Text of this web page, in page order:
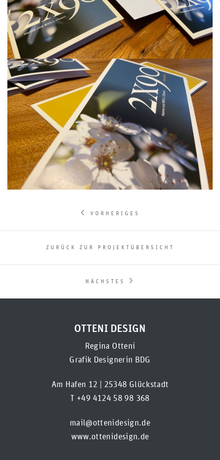
VORHERIGES
ZURÜCK ZUR PROJEKTÜBERSICHT
NÄCHSTES
OTTENI DESIGN
Regina Otteni
Grafik Designerin BDG
Am Hafen 12 | 25348 Glückstadt
T +49 4124 58 98 368
mail@ottenidesign.de
www.ottenidesign.de